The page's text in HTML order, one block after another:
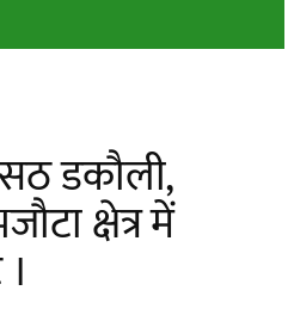
डकौली,
क्षेत्र में